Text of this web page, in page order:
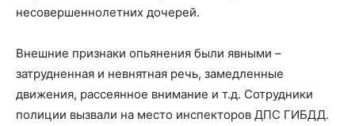
несовершеннолетних дочерей.
Внешние признаки опьянения были явными –
затрудненная и невнятная речь, замедленные
движения, рассеянное внимание и т.д. Сотрудники
полиции вызвали на место инспекторов ДПС ГИБДД.